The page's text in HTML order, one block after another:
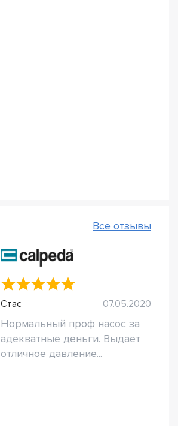
Все отзывы
Стас 07.05.2020
Нормальный проф насос за
адекватные деньги. Выдает
отличное давление...